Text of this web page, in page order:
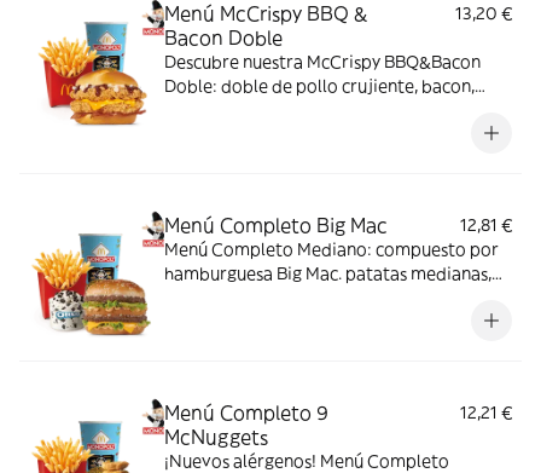
Menú McCrispy BBQ &
Bacon Doble
13,20 €
Descubre nuestra McCrispy BBQ&Bacon
Doble: doble de pollo crujiente, bacon,
Menú Completo Big Mac
12,81 €
Menú Completo Mediano: compuesto por
hamburguesa Big Mac. patatas medianas,
Menú Completo 9
McNuggets
12,21 €
¡Nuevos alérgenos! Menú Completo